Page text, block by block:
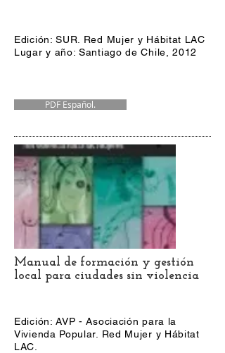
Edición: SUR. Red Mujer y Hábitat LAC
Lugar y año: Santiago de Chile, 2012
PDF Español.
Manual de formación y gestión
local para ciudades sin violencia
Edición: AVP - Asociación para la
Vivienda Popular. Red Mujer y Hábitat
LAC.